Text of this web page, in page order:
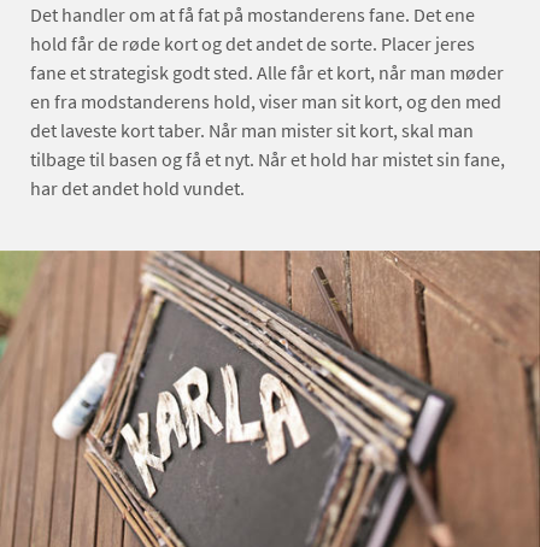
Det handler om at få fat på mostanderens fane. Det ene
hold får de røde kort og det andet de sorte. Placer jeres
fane et strategisk godt sted. Alle får et kort, når man møder
en fra modstanderens hold, viser man sit kort, og den med
det laveste kort taber. Når man mister sit kort, skal man
tilbage til basen og få et nyt. Når et hold har mistet sin fane,
har det andet hold vundet.